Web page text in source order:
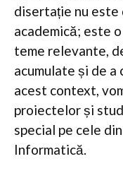
disertație nu este
academică; este
teme relevante,
acumulate și de a
acest context,
proiectelor și
special pe cele
Informatică.